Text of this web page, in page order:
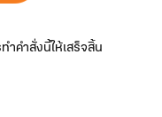
คำสั่งนี้ให้เสร็จสิ้น